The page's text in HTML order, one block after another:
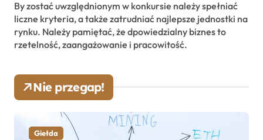
By zostać uwzględnionym w konkursie należy spełniać
liczne kryteria, a także zatrudniać najlepsze jednostki na
rynku. Należy pamiętać, że dpowiedzialny biznes to
rzetelność, zaangażowanie i pracowitość.
Nie przegap!
Giełda